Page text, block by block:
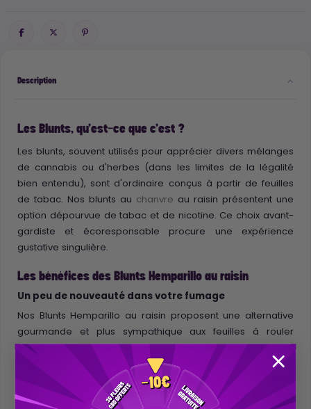
Description
Les Blunts, qu'est-ce que c'est ?
Les blunts, souvent utilisés pour apprécier divers mélanges
de cannabis ou d'herbes (dans les limites de la légalité
bien entendu), sont d'ordinaire conçus à partir de feuilles
de tabac. Nos blunts au chanvre au raisin présentent une
option dépourvue de tabac et de nicotine. Ce choix avant-
gardiste et écoresponsable procure une expérience
gustative singulière.
Les bénéfices des Blunts Hemparillo au raisin
Un peu de nouveauté dans votre fumage
Nos Blunts Hemparillo au raisin proposent une alternative
gourmande et plus sympathique aux feuilles à rouler
habituelles. Les fibres de chanvre assurent une combustion
équilibrée et prolongée, pour une dégustation plus douce
et prolongée. On découvrira unefumée riche, épaisse et
qui renferme depuissants arômes de raisins mûrs.